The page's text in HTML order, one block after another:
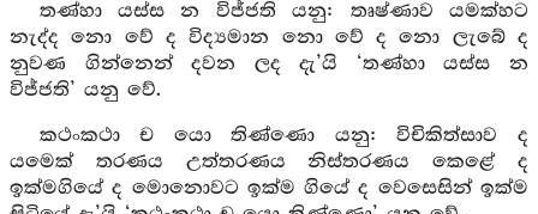
තණ්හා යස්ස න විජ්ජති යනු: තෘෂ්ණාව යමක්හට
නැද්ද නො වේ ද විද්‍යමාන නො වේ ද නො ලැබේ ද
නුවණ ගින්නෙන් දවන ලද දැ’යි ‘තණ්හා යස්ස න
විජ්ජති’ යනු වේ.
කථංකථා ච යො තිණ්ණො යනු: විචිකිත්සාව ද
යමෙක් තරණය උත්තරණය නිස්තරණය කෙළේ ද
ඉක්මගියේ ද මොනොවට ඉක්ම ගියේ ද වෙසෙසින් ඉක්ම